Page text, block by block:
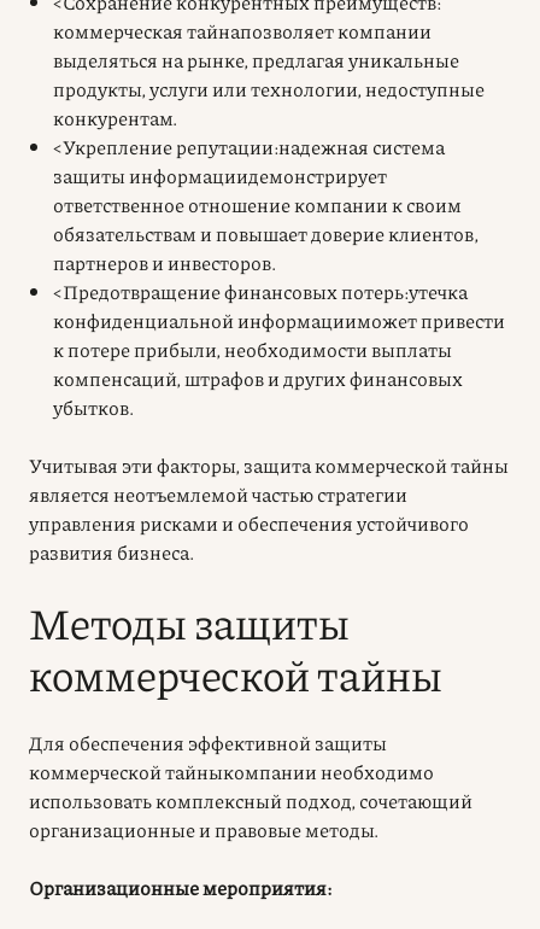
коммерческая тайнапозволяет компании
выделяться на рынке, предлагая уникальные
продукты, услуги или технологии, недоступные
конкурентам.
<Укрепление репутации:надежная система
защиты информациидемонстрирует
ответственное отношение компании к своим
обязательствам и повышает доверие клиентов,
партнеров и инвесторов.
<Предотвращение финансовых потерь:утечка
конфиденциальной информацииможет привести
к потере прибыли, необходимости выплаты
компенсаций, штрафов и других финансовых
убытков.
Учитывая эти факторы, защита коммерческой тайны
является неотъемлемой частью стратегии
управления рисками и обеспечения устойчивого
развития бизнеса.
Методы защиты
коммерческой тайны
Для обеспечения эффективной защиты
коммерческой тайныкомпании необходимо
использовать комплексный подход, сочетающий
организационные и правовые методы.
Организационные мероприятия: